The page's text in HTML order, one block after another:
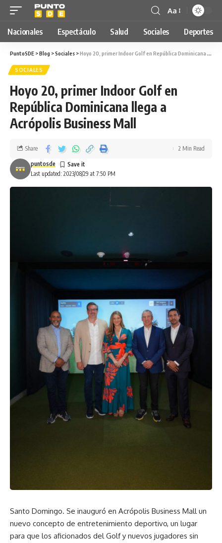
Aa
Nacionales Espectáculo Salud Sociales Deportes
PuntoSDE >Blog >Sociales >Hoyo 20, primer Indoor Golf en República Dominicana llega a Acrópolis Business Mall
SOCIALES
Hoyo 20, primer Indoor Golf en
República Dominicana llega a
Acrópolis Business Mall
Last updated: 2023/08/29 at 7:50 PM
puntosde
Share 2 Min Read
Santo Domingo. Se inauguró en Acrópolis Business Mall un
nuevo concepto de entretenimiento deportivo, un lugar
para que los aficionados del Golf y nuevos jugadores sin